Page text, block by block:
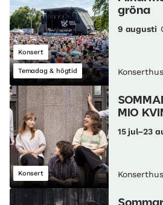
Konsert
Temadag & högtid
gröna
9 augusti
Konsert
MIO
15 jul–23